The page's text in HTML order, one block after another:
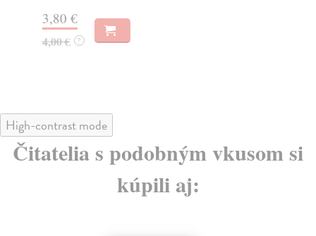
3,80 €
4,00 € ?
High-contrast mode
Čitatelia s podobným vkusom si
kúpili aj: